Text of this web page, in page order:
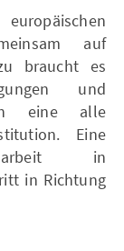
auf
braucht es
und
eine alle
Eine
in
in Richtung